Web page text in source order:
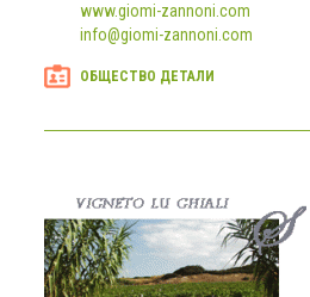
www.giomi-zannoni.com
info@giomi-zannoni.com
ОБЩЕСТВО ДЕТАЛИ